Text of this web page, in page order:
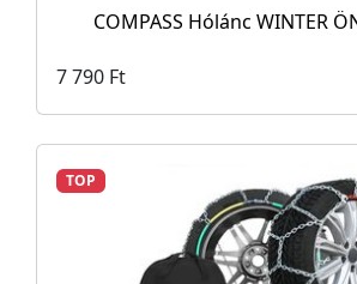
COMPASS Hólánc WINTER
7 790 Ft
TOP